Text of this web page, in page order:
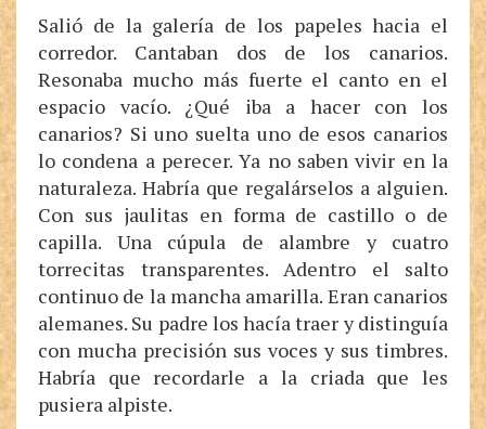
Salió de la galería de los papeles hacia el
corredor. Cantaban dos de los canarios.
Resonaba mucho más fuerte el canto en el
espacio vacío. ¿Qué iba a hacer con los
canarios? Si uno suelta uno de esos canarios
lo condena a perecer. Ya no saben vivir en la
naturaleza. Habría que regalárselos a alguien.
Con sus jaulitas en forma de castillo o de
capilla. Una cúpula de alambre y cuatro
torrecitas transparentes. Adentro el salto
continuo de la mancha amarilla. Eran canarios
alemanes. Su padre los hacía traer y distinguía
con mucha precisión sus voces y sus timbres.
Habría que recordarle a la criada que les
pusiera alpiste.